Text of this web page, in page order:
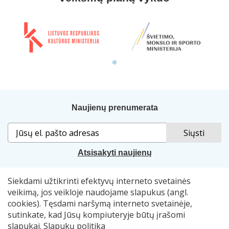
Siekdami užtikrinti efektyvų interneto svetainės
veikimą, jos veikloje naudojame slapukus (angl.
cookies). Tęsdami naršymą interneto svetainėje,
sutinkate, kad Jūsų kompiuteryje būtų įrašomi
slapukai. Slapukų politika
Naujienų prenumerata
Atsisakyti naujienų
Sprendimas: „Idamas“ . Naudojama „Smart Web“
sistema.
© 2007–2026 Lietuvos nacionalinė Martyno Mažvydo
biblioteka, el. p.skaitymometai@lnb.lt
Autorių teisės. Publikuojamų duomenų naudojimas